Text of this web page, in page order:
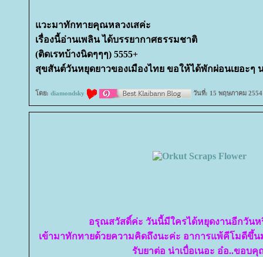
วะมาทักทายคุณหลวงเสค่ะ
เรื่องนี้อ่านเพลิน ได้บรรยากาศธรรมชาติ
(ติดเรทบ้างนิดๆๆๆ) 5555+
สุขสันต์วันหยุดยาวของเมืองไทย ขอให้ได้พักผ่อนเยอะๆ
ดย: diamondsky วันที่: 15 พฤษภาคม
อรุณสวัสดิ์ค่ะ วันนี้มีใครได้หยุดงานอีกวันห
เข้ามาทักทายด้วยความคิดถึงนะค่ะ อาการแพ้คีโมดีขึ้
รับยาต่อ น่าเบื่อเนอะ อ๋อ..ขอบ